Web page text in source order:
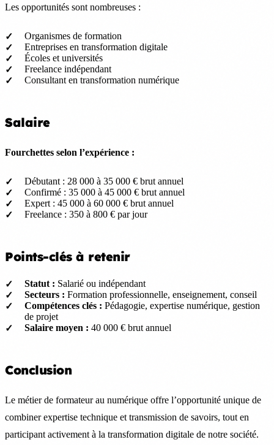
Les opportunités sont nombreuses :
Organismes de formation
Entreprises en transformation digitale
Écoles et universités
Freelance indépendant
Consultant en transformation numérique
Salaire
Fourchettes selon l’expérience :
Débutant : 28 000 à 35 000 € brut annuel
Confirmé : 35 000 à 45 000 € brut annuel
Expert : 45 000 à 60 000 € brut annuel
Freelance : 350 à 800 € par jour
Points-clés à retenir
Statut : Salarié ou indépendant
Secteurs : Formation professionnelle, enseignement, conseil
Compétences clés : Pédagogie, expertise numérique, gestion
de projet
Salaire moyen : 40 000 € brut annuel
Conclusion
Le métier de formateur au numérique offre l’opportunité unique de
combiner expertise technique et transmission de savoirs, tout en
participant activement à la transformation digitale de notre société.